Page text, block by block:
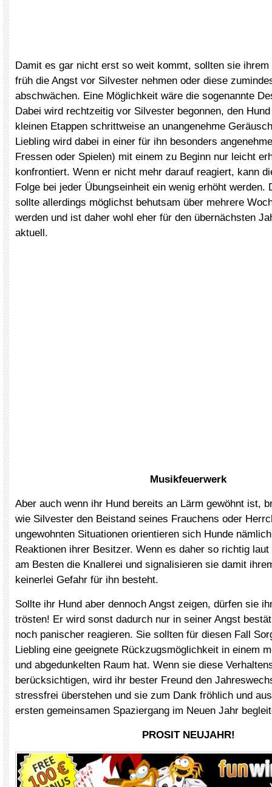
Damit es gar nicht erst so weit kommt, sollten sie ihrem
früh die Angst vor Silvester nehmen oder diese
abschwächen. Eine Möglichkeit wäre die sogenannte
Dabei wird rechtzeitig vor Silvester begonnen, den
kleinen Etappen schrittweise an unangenehme
Liebling wird dabei in einer für ihn besonders
Fressen oder Spielen) mit einem zu Beginn nur leicht
konfrontiert. Wenn er nicht mehr darauf reagiert, kann
Folge bei jeder Übungseinheit ein wenig erhöht werden.
sollte allerdings möglichst behutsam über mehrere
werden und ist daher wohl eher für den übernächsten
aktuell.
Musikfeuerwerk
Aber auch wenn ihr Hund bereits an Lärm gewöhnt ist,
wie Silvester den Beistand seines Frauchens oder
ungewohnten Situationen orientieren sich Hunde
Reaktionen ihrer Besitzer. Wenn es daher so richtig
am Besten die Knallerei und signalisieren sie damit
keinerlei Gefahr für ihn besteht.
Sollte ihr Hund aber dennoch Angst zeigen, dürfen sie
trösten! Er wird sonst dadurch nur in seiner Angst
noch panischer reagieren. Sie sollten für diesen Fall
Liebling eine geeignete Rückzugsmöglichkeit in einem
und abgedunkelten Raum hat. Wenn sie diese
berücksichtigen, wird ihr bester Freund den
stressfrei überstehen und sie zum Dank fröhlich und
ersten gemeinsamen Spaziergang im Neuen Jahr
PROSIT NEUJAHR!